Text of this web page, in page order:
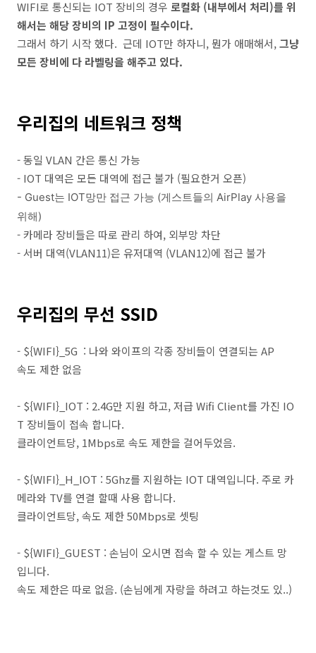
WIFI로 통신되는 IOT 장비의 경우 로컬화 (내부에서 처리)를 위
해서는 해당 장비의 IP 고정이 필수이다.
그래서 하기 시작 했다. 근데 IOT만 하자니, 뭔가 애매해서,그냥
모든 장비에 다 라벨링을 해주고 있다.
우리집의 네트워크 정책
- 동일 VLAN 간은 통신 가능
- IOT 대역은 모든 대역에 접근 불가 (필요한거 오픈)
- Guest는 IOT망만 접근 가능 (게스트들의 AirPlay 사용을
위해)
- 카메라 장비들은 따로 관리 하여, 외부망 차단
- 서버 대역(VLAN11)은 유저대역 (VLAN12)에 접근 불가
우리집의 무선 SSID
- ${WIFI}_5G : 나와 와이프의 각종 장비들이 연결되는 AP
속도 제한 없음
- ${WIFI}_IOT : 2.4G만 지원 하고, 저급 Wifi Client를 가진 IO
T 장비들이 접속 합니다.
클라이언트당, 1Mbps로 속도 제한을 걸어두었음.
- ${WIFI}_H_IOT : 5Ghz를 지원하는 IOT 대역입니다. 주로 카
메라와 TV를 연결 할때 사용 합니다.
클라이언트당, 속도 제한 50Mbps로 셋팅
- ${WIFI}_GUEST : 손님이 오시면 접속 할 수 있는 게스트 망
입니다.
속도 제한은 따로 없음. (손님에게 자랑을 하려고 하는것도 있..)